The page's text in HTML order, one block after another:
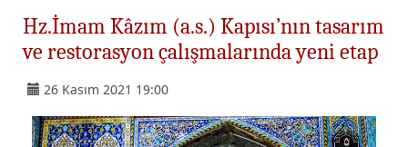
Hz.İmam Kâzım (a.s.) Kapısı’nın tasarım
ve restorasyon çalışmalarında yeni etap
26 Kasım 2021 19:00